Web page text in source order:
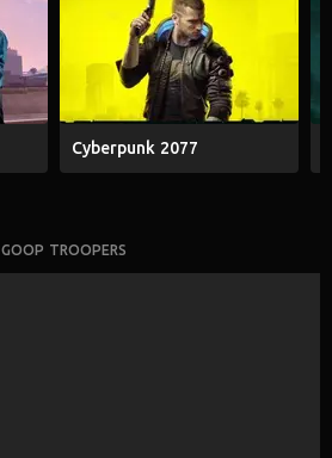
Cyberpunk 2077
GOOP TROOPERS